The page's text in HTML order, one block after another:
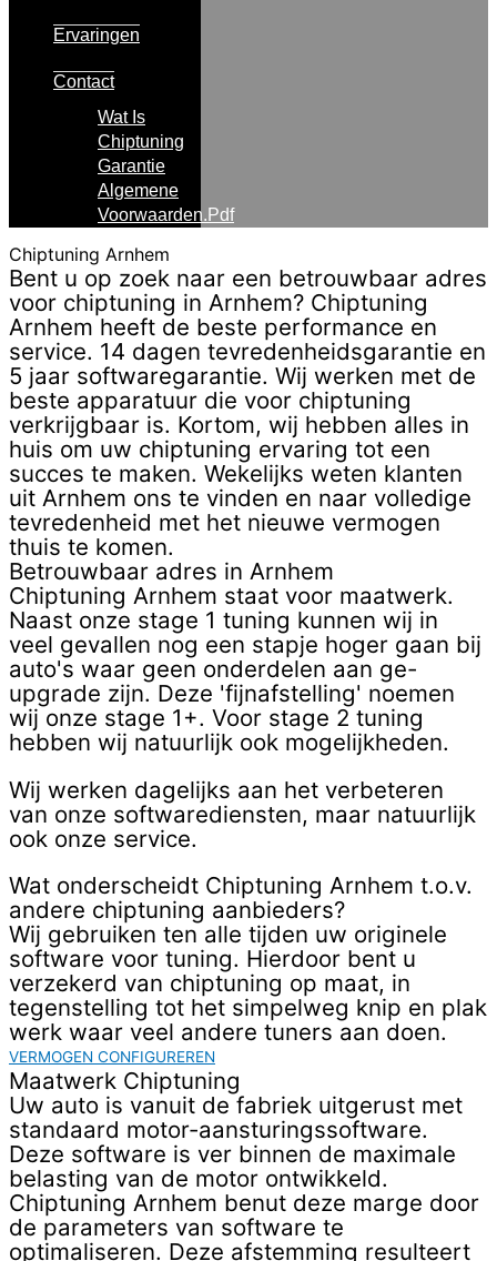
Ervaringen
Contact
Wat Is
Chiptuning
Garantie
Algemene
Voorwaarden.pdf
Chiptuning Arnhem
Bent u op zoek naar een betrouwbaar adres
voor chiptuning in Arnhem? Chiptuning
Arnhem heeft de beste performance en
service. 14 dagen tevredenheidsgarantie en
5 jaar softwaregarantie. Wij werken met de
beste apparatuur die voor chiptuning
verkrijgbaar is. Kortom, wij hebben alles in
huis om uw chiptuning ervaring tot een
succes te maken. Wekelijks weten klanten
uit Arnhem ons te vinden en naar volledige
tevredenheid met het nieuwe vermogen
thuis te komen.
Betrouwbaar adres in Arnhem
Chiptuning Arnhem staat voor maatwerk.
Naast onze stage 1 tuning kunnen wij in
veel gevallen nog een stapje hoger gaan bij
auto's waar geen onderdelen aan ge-
upgrade zijn. Deze 'fijnafstelling' noemen
wij onze stage 1+. Voor stage 2 tuning
hebben wij natuurlijk ook mogelijkheden. ​
Wij werken dagelijks aan het verbeteren
van onze softwarediensten, maar natuurlijk
ook onze service. ​
Wat onderscheidt Chiptuning Arnhem t.o.v.
andere chiptuning aanbieders?
Wij gebruiken ten alle tijden uw originele
software voor tuning. Hierdoor bent u
verzekerd van chiptuning op maat, in
tegenstelling tot het simpelweg knip en plak
werk waar veel andere tuners aan doen. ​
VERMOGEN CONFIGUREREN
Maatwerk Chiptuning
Uw auto is vanuit de fabriek uitgerust met
standaard motor-aansturingssoftware.
Deze software is ver binnen de maximale
belasting van de motor ontwikkeld.
Chiptuning Arnhem benut deze marge door
de parameters van software te
optimaliseren. Deze afstemming resulteert